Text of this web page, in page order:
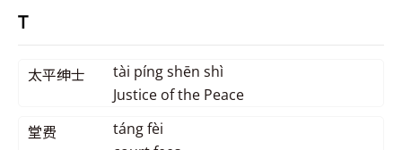
T
太平绅士
tài píng shēn shì
Justice of the Peace
堂费
táng fèi